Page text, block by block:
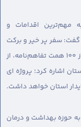
مهم‌ترین اقدامات و
۱۴۰۴ اشاره کرد و گفت: سفر پر خیر و برکت
رئیس‌جمهور به استان و امضا و انعقاد بیش از ۱۰۰ همت تفاهم‌نامه، از
اشاره کرد؛ پروژه ای
استان خواهد داشت.
به حوزه بهداشت و درمان